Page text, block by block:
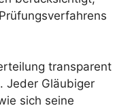
transparent
Jeder Gläubiger
sich seine